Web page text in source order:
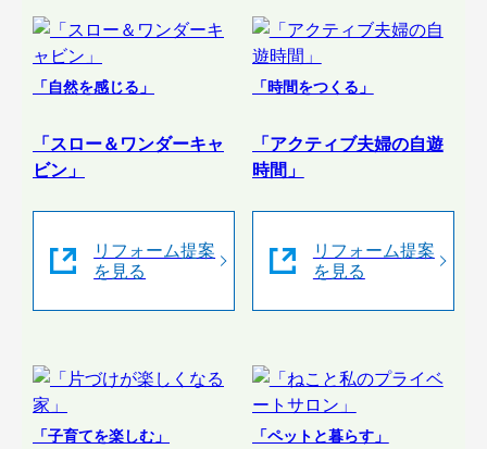
「自然を感じる」
「スロー＆ワンダーキャ
ビン」
リフォーム提案
を見る
「時間をつくる」
「アクティブ夫婦の自遊
時間」
リフォーム提案
を見る
「子育てを楽しむ」 「ペットと暮らす」